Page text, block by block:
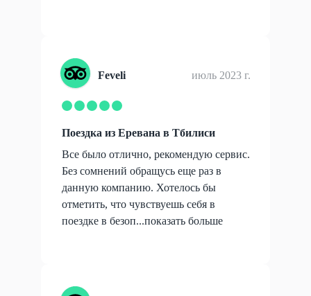
Feveli июль 2023 г.
Поездка из Еревана в Тбилиси
Все было отлично, рекомендую сервис.
Без сомнений обращусь еще раз в
данную компанию. Хотелось бы
отметить, что чувствуешь себя в
поездке в безоп...показать больше